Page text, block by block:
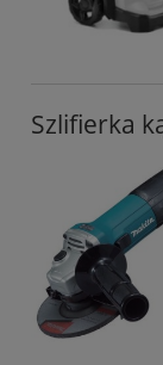
Szlifierka